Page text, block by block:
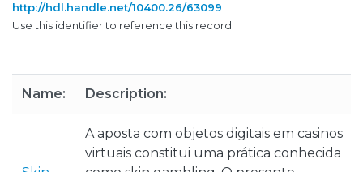
http://hdl.handle.net/10400.26/63099
Use this identifier to reference this record.
Name: Description:
A aposta com objetos digitais em casinos
virtuais constitui uma prática conhecida